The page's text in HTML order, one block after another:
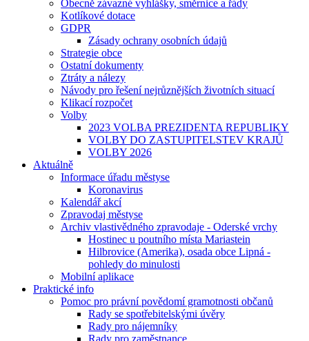
Obecně závazné vyhlášky, směrnice a řády
Kotlíkové dotace
GDPR
Zásady ochrany osobních údajů
Strategie obce
Ostatní dokumenty
Ztráty a nálezy
Návody pro řešení nejrůznějších životních situací
Klikací rozpočet
Volby
2023 VOLBA PREZIDENTA REPUBLIKY
VOLBY DO ZASTUPITELSTEV KRAJŮ
VOLBY 2026
Aktuálně
Informace úřadu městyse
Koronavirus
Kalendář akcí
Zpravodaj městyse
Archiv vlastivědného zpravodaje - Oderské vrchy
Hostinec u poutního místa Mariastein
Hilbrovice (Amerika), osada obce Lipná -
pohledy do minulosti
Mobilní aplikace
Praktické info
Pomoc pro právní povědomí gramotnosti občanů
Rady se spotřebitelskými úvěry
Rady pro nájemníky
Rady pro zaměstnance